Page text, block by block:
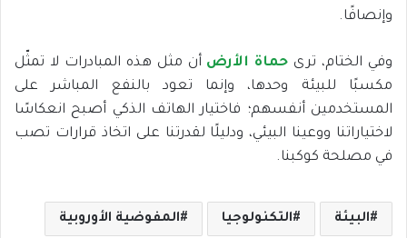
وإنصافًا.
وفي الختام، ترى حماة الأرض أن مثل هذه المبادرات لا تمثّل
مكسبًا للبيئة وحدها، وإنما تعود بالنفع المباشر على
المستخدمين أنفسهم؛ فاختيار الهاتف الذكي أصبح انعكاسًا
لاختياراتنا ووعينا البيئي، ودليلًا لقدرتنا على اتخاذ قرارات تصب
في مصلحة كوكبنا.
البيئة التكنولوجيا المفوضية الأوروبية